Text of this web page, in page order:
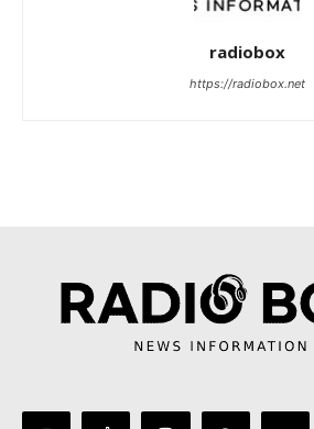
radiobox
https://radiobox.net